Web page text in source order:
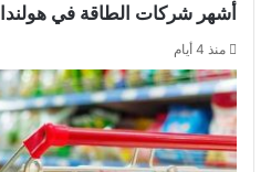
أشهر شركات الطاقة في هولندا
منذ 4 أيام